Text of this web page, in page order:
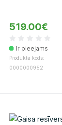
519.00€
Ir pieejams
Produkta kods:
0000000952